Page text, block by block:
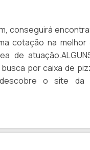
conseguirá
cotação na
atuação.ALGUNS
busca por caixa de
o site da